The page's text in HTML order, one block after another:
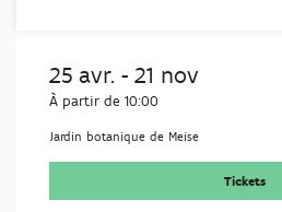
25 avr. - 21 nov
À partir de 10:00
Jardin botanique de Meise
Tickets